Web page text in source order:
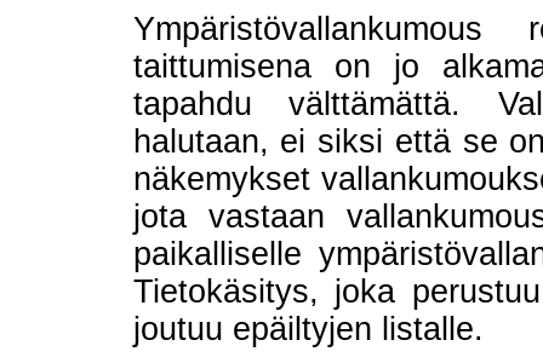
taittumisena on jo
tapahdu välttämättä.
halutaan, ei siksi että se
näkemykset
jota vastaan
paikalliselle
Tietokäsitys, joka
joutuu epäiltyjen listalle.